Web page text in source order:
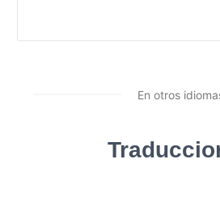
En otros